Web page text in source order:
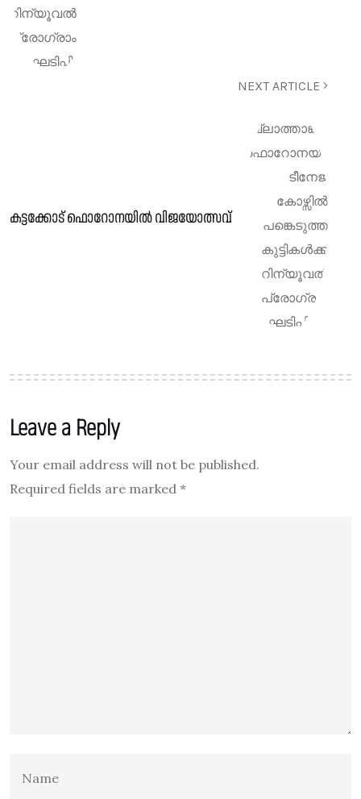
NEXT ARTICLE
കട്ടക്കോട് ഫൊറോനയിൽ വിജയോത്സവ്
Leave a Reply
Your email address will not be published.
Required fields are marked *